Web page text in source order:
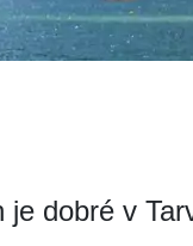
dobré v